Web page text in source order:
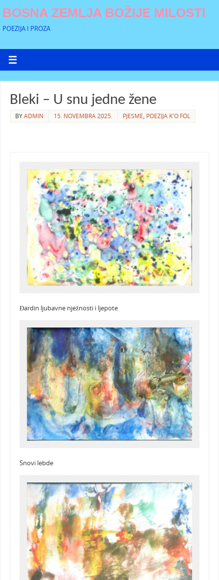
BOSNA ZEMLJA BOŽIJE MILOSTI
POEZIJA I PROZA
Bleki – U snu jedne žene
BYADMIN 15. NOVEMBRA 2025. PJESME, POEZIJA K'O FOL
Đardin ljubavne nježnosti i ljepote
Snovi lebde